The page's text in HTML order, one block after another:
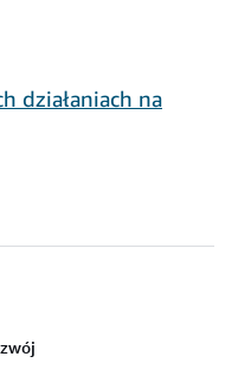
działaniach na